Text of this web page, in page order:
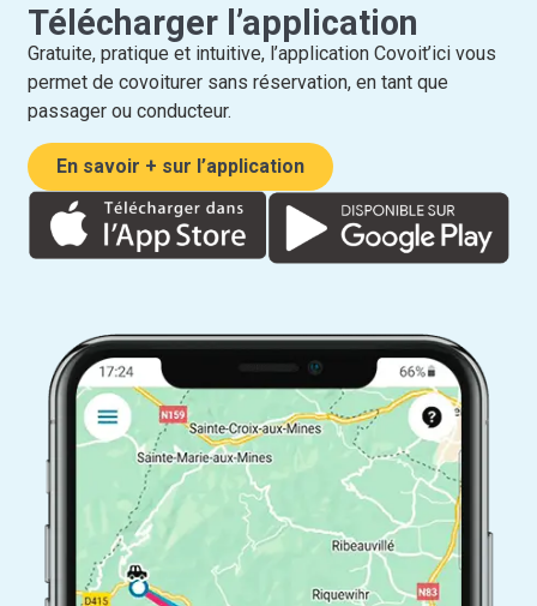
Télécharger l’application
Gratuite, pratique et intuitive, l’application Covoit’ici vous
permet de covoiturer sans réservation, en tant que
passager ou conducteur.
En savoir + sur l’application